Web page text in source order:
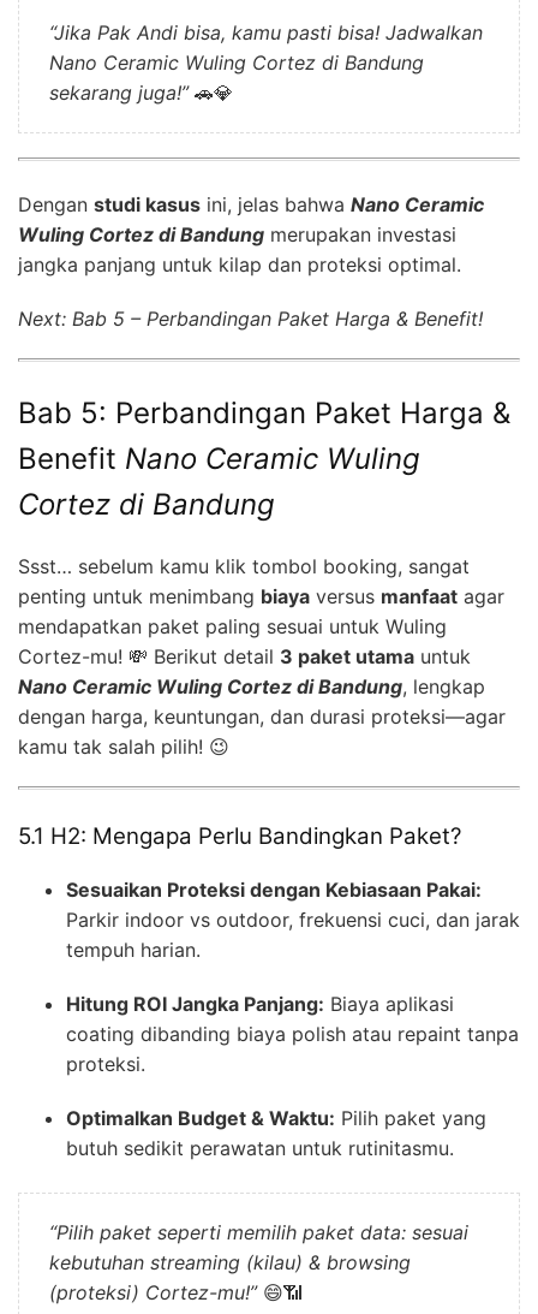
“Jika Pak Andi bisa, kamu pasti bisa! Jadwalkan
Nano Ceramic Wuling Cortez di Bandung
sekarang juga!”🚗💎
Dengan studi kasus ini, jelas bahwa Nano Ceramic
Wuling Cortez di Bandung merupakan investasi
jangka panjang untuk kilap dan proteksi optimal.
Next: Bab 5 – Perbandingan Paket Harga & Benefit!
Bab 5: Perbandingan Paket Harga &
Benefit Nano Ceramic Wuling
Cortez di Bandung
Ssst… sebelum kamu klik tombol booking, sangat
penting untuk menimbang biaya versus manfaat agar
mendapatkan paket paling sesuai untuk Wuling
Cortez-mu! 💸 Berikut detail 3 paket utama untuk
Nano Ceramic Wuling Cortez di Bandung, lengkap
dengan harga, keuntungan, dan durasi proteksi—agar
kamu tak salah pilih! 😉
5.1 H2: Mengapa Perlu Bandingkan Paket?
Sesuaikan Proteksi dengan Kebiasaan Pakai:
Parkir indoor vs outdoor, frekuensi cuci, dan jarak
tempuh harian.
Hitung ROI Jangka Panjang: Biaya aplikasi
coating dibanding biaya polish atau repaint tanpa
proteksi.
Optimalkan Budget & Waktu: Pilih paket yang
butuh sedikit perawatan untuk rutinitasmu.
“Pilih paket seperti memilih paket data: sesuai
kebutuhan streaming (kilau) & browsing
(proteksi) Cortez-mu!”😄📶